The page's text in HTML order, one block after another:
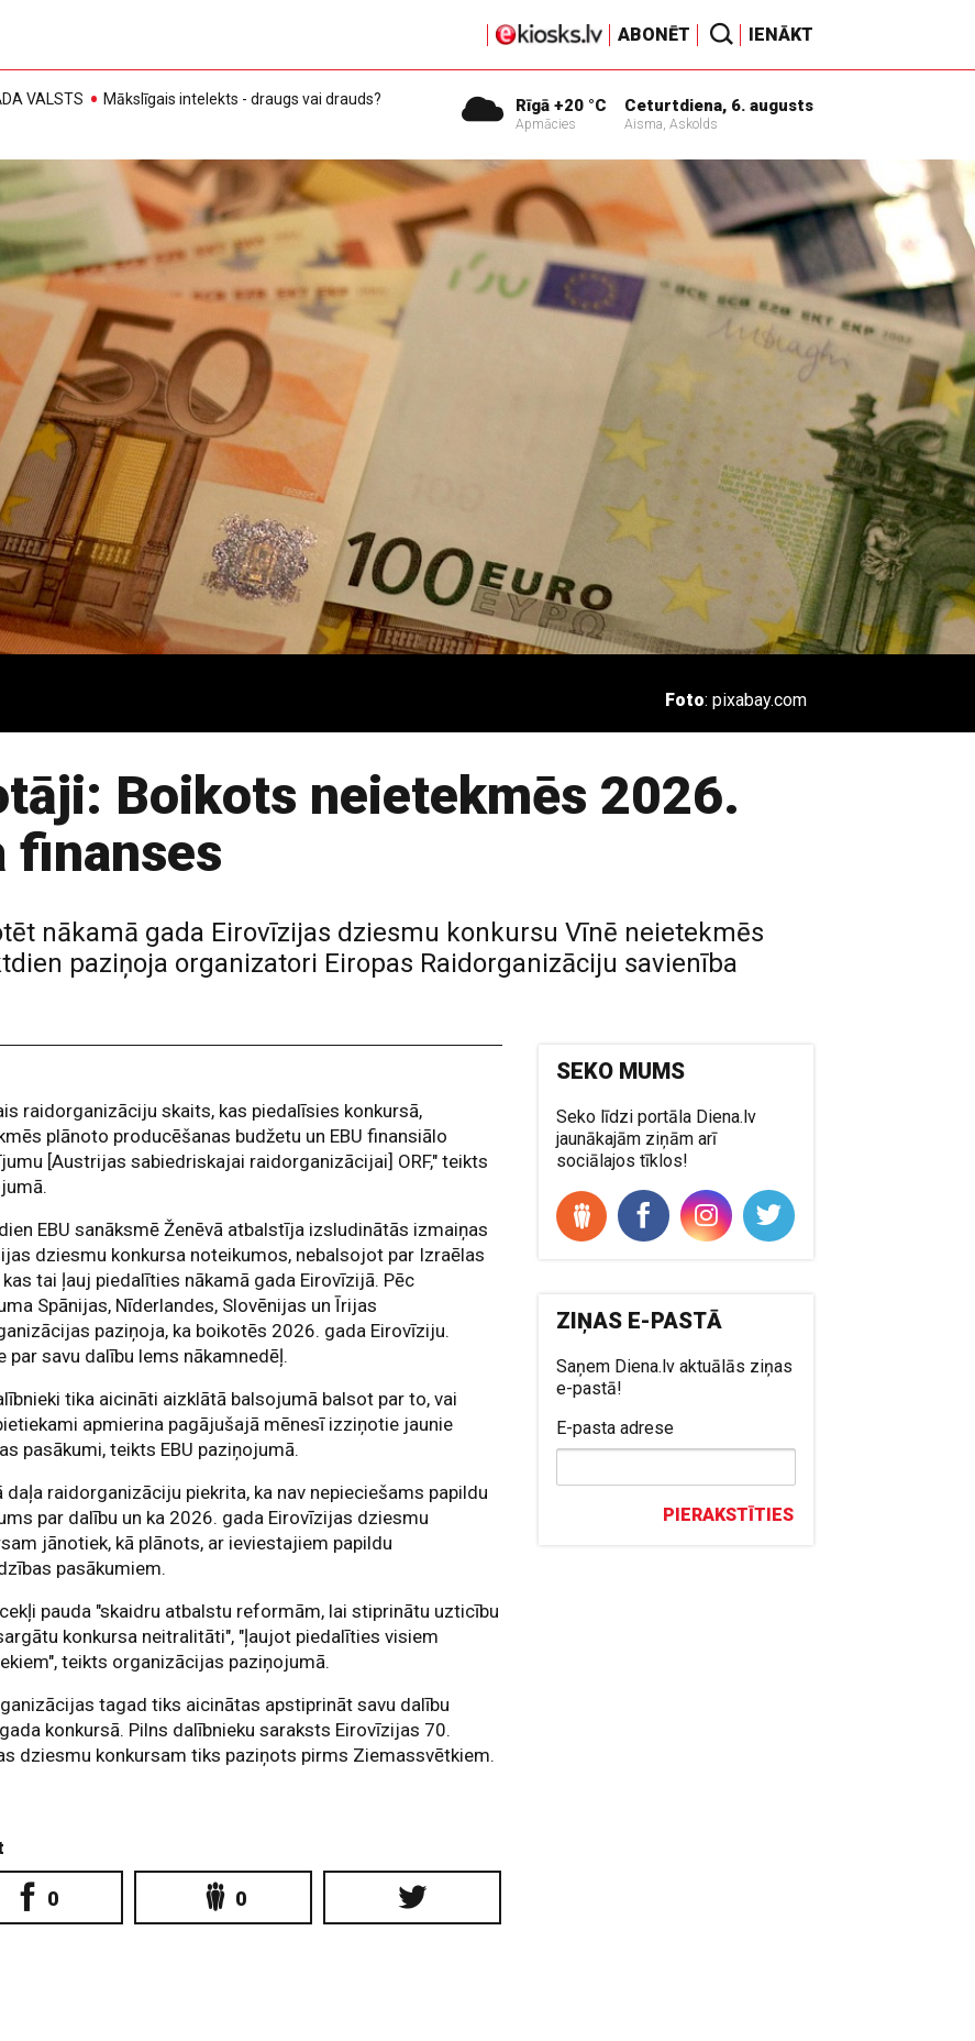
ABONĒT IENĀKT
VALSTS
Mākslīgais intelekts - draugs vai drauds?
Rīgā +20 °C
Apmācies
Ceturtdiena, 6. augusts
Aisma, Askolds
Foto: pixabay.com
Boikots neietekmēs 2026.
finanses
nākamā gada Eirovīzijas dziesmu konkursu Vīnē neietekmēs
paziņoja organizatori Eiropas Raidorganizāciju savienība
raidorganizāciju skaits, kas piedalīsies konkursā,
plānoto producēšanas budžetu un EBU finansiālo
[Austrijas sabiedriskajai raidorganizācijai] ORF," teikts
EBU sanāksmē Ženēvā atbalstīja izsludinātās izmaiņas
dziesmu konkursa noteikumos, nebalsojot par Izraēlas
kas tai ļauj piedalīties nākamā gada Eirovīzijā. Pēc
Spānijas, Nīderlandes, Slovēnijas un Īrijas
paziņoja, ka boikotēs 2026. gada Eirovīziju.
par savu dalību lems nākamnedēļ.
tika aicināti aizklātā balsojumā balsot par to, vai
apmierina pagājušajā mēnesī izziņotie jaunie
pasākumi, teikts EBU paziņojumā.
daļa raidorganizāciju piekrita, ka nav nepieciešams papildu
par dalību un ka 2026. gada Eirovīzijas dziesmu
jānotiek, kā plānots, ar ieviestajiem papildu
pasākumiem.
pauda "skaidru atbalstu reformām, lai stiprinātu uzticību
konkursa neitralitāti", "ļaujot piedalīties visiem
teikts organizācijas paziņojumā.
tagad tiks aicinātas apstiprināt savu dalību
konkursā. Pilns dalībnieku saraksts Eirovīzijas 70.
dziesmu konkursam tiks paziņots pirms Ziemassvētkiem.
0 0
SEKO MUMS
Seko līdzi portāla Diena.lv
jaunākajām ziņām arī
sociālajos tīklos!
ZIŅAS E-PASTĀ
Saņem Diena.lv aktuālās ziņas
e-pastā!
E-pasta adrese
PIERAKSTĪTIES